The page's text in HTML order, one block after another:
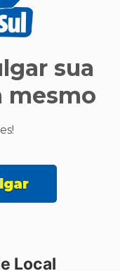
sua
mesmo